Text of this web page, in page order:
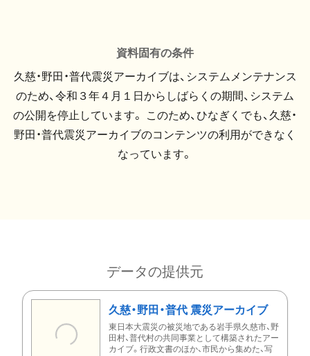
資料固有の条件
久慈・野田・普代震災アーカイブは、システムメンテナンス
のため、令和３年４月１日からしばらくの期間、システム
の公開を停止しています。 このため、ひなぎくでも、久慈・
野田・普代震災アーカイブのコンテンツの利用ができなく
なっています。
データの提供元
久慈・野田・普代 震災アーカイブ
東日本大震災の被災地である岩手県久慈市、野
田村、普代村の共同事業として構築されたアー
カイブ。行政文書のほか、市民から集めた、写